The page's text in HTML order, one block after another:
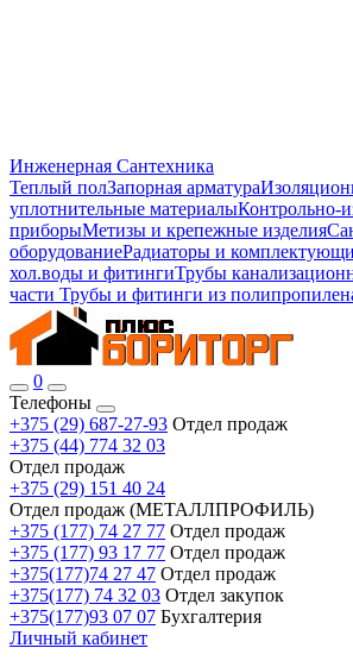
Инженерная Сантехника
Теплый полЗапорная арматура
уплотнительные материалыКонтрольно-
приборыМетизы и крепежные изделия
оборудованиеРадиаторы и
хол.воды и фитингиТрубы
части Трубы и фитинги из
0
Телефоны
+375 (29) 687-27-93 Отдел продаж
+375 (44) 774 32 03
Отдел продаж
+375 (29) 151 40 24
Отдел продаж (МЕТАЛЛПРОФИЛЬ)
+375 (177) 74 27 77 Отдел продаж
+375 (177) 93 17 77 Отдел продаж
+375(177)74 27 47 Отдел продаж
+375(177) 74 32 03 Отдел закупок
+375(177)93 07 07 Бухгалтерия
Личный кабинет